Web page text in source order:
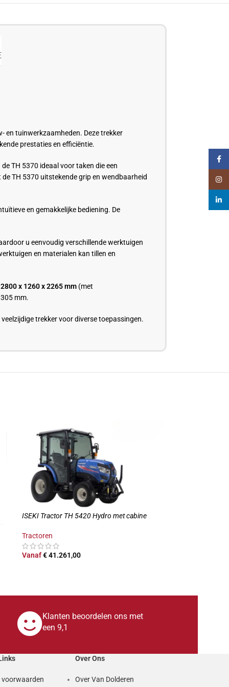
en tuinwerkzaamheden. Deze trekker
prestaties en efficiëntie.
TH 5370 ideaal voor taken die een
TH 5370 uitstekende grip en wendbaarheid
en gemakkelijke bediening. De
u eenvoudig verschillende werktuigen
en materialen kan tillen en
2800 x 1260 x 2265 mm (met
mm.
trekker voor diverse toepassingen.
ISEKI Tractor TH 5420 Hydro met cabine
Tractoren
Vanaf€41.261,00
Klanten beoordelen ons met
een 9,1
voorwaarden
Over Ons
Over Van Dolderen